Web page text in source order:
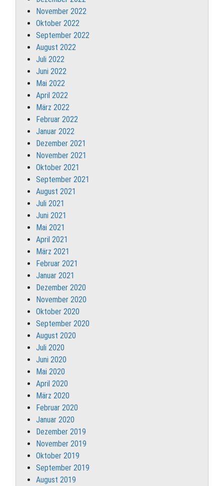
November 2022
Oktober 2022
September 2022
August 2022
Juli 2022
Juni 2022
Mai 2022
April 2022
März 2022
Februar 2022
Januar 2022
Dezember 2021
November 2021
Oktober 2021
September 2021
August 2021
Juli 2021
Juni 2021
Mai 2021
April 2021
März 2021
Februar 2021
Januar 2021
Dezember 2020
November 2020
Oktober 2020
September 2020
August 2020
Juli 2020
Juni 2020
Mai 2020
April 2020
März 2020
Februar 2020
Januar 2020
Dezember 2019
November 2019
Oktober 2019
September 2019
August 2019